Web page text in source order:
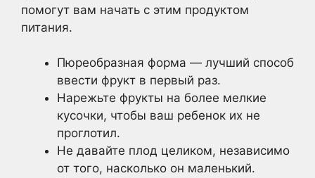
помогут вам начать с этим продуктом
питания.
Пюреобразная форма — лучший способ
ввести фрукт в первый раз.
Нарежьте фрукты на более мелкие
кусочки, чтобы ваш ребенок их не
проглотил.
Не давайте плод целиком, независимо
от того, насколько он маленький.